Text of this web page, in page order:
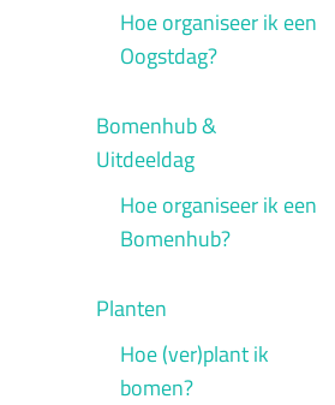
Hoe organiseer ik een
Oogstdag?
Bomenhub &
Uitdeeldag
Hoe organiseer ik een
Bomenhub?
Planten
Hoe (ver)plant ik
bomen?